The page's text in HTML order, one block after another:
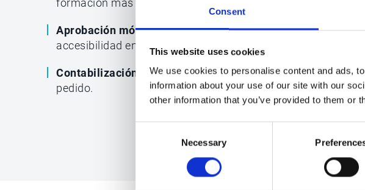
Consent
This website uses cookies
We use cookies to personalise content and ads,
information about your use of our site with our
other information that you’ve provided to them or
Necessary
Aprobación móvil de facturas, para mayor eficiencia y
accesibilidad en cualquier lugar.
Contabilización automatizada y auditadade facturas con y
pedido.